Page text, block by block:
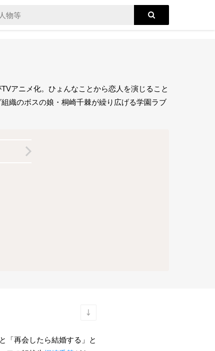
アニメ化。ひょんなことから恋人を演じること
織のボスの娘・桐崎千棘が繰り広げる学園ラブ
「再会したら結婚する」と